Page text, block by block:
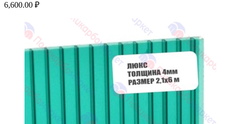
6,600.00 ₽